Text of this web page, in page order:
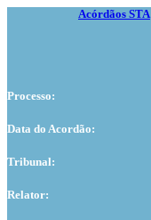
Acórdãos STA
Processo:
Data do Acordão:
Tribunal:
Relator: